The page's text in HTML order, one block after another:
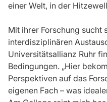
einer Welt, in der
Mit ihrer Forschung sucht
interdisziplinären
Universitätsallianz Ruhr
Bedingungen. „Hier
Perspektiven auf das
eigenen Fach – was